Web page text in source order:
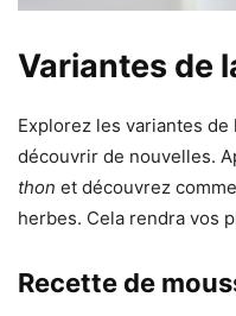
Variantes de
Explorez les variantes
découvrir de nouvelles.
thon et découvrez
herbes. Cela rendra vos
Recette de